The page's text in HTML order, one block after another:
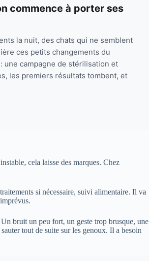
commence à porter ses
la nuit, des chats qui ne semblent
ces petits changements du
une campagne de stérilisation et
les premiers résultats tombent, et
cela laisse des marques. Chez
si nécessaire, suivi alimentaire. Il va
bruit un peu fort, un geste trop brusque, une
tout de suite sur les genoux. Il a besoin